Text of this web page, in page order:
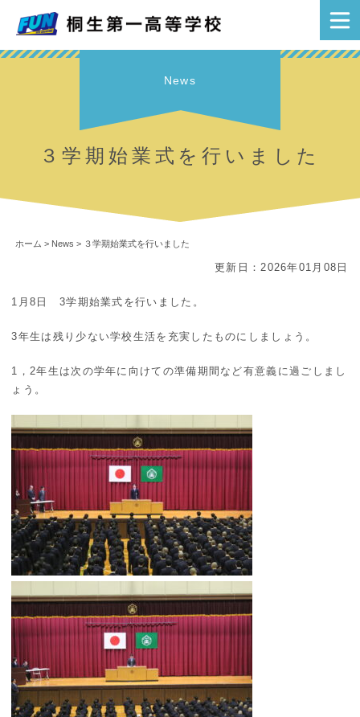
News
３学期始業式を行いました
ホーム > News > ３学期始業式を行いました
更新日：2026年01月08日
1月8日 3学期始業式を行いました。
3年生は残り少ない学校生活を充実したものにしましょう。
1，2年生は次の学年に向けての準備期間など有意義に過ごしまし
ょう。